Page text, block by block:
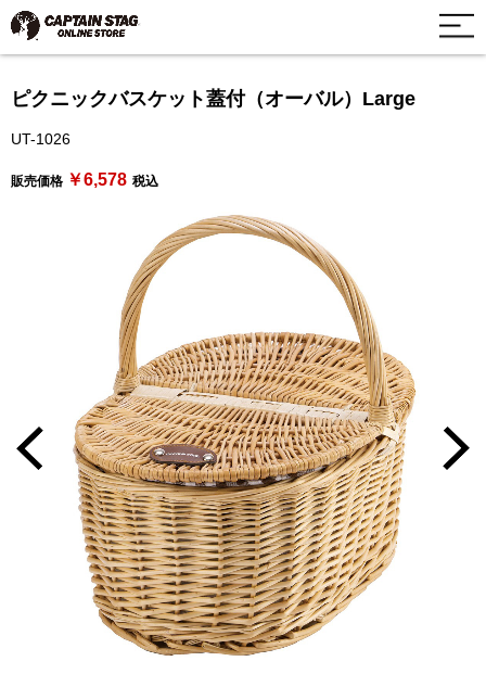
ピクニックバスケット蓋付（オーバル）Large
UT-1026
販売価格 ￥6,578 税込